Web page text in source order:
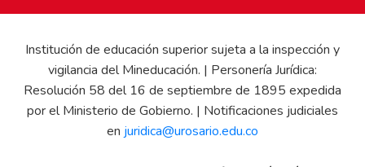
Institución de educación superior sujeta a la inspección y
vigilancia del Mineducación. | Personería Jurídica:
Resolución 58 del 16 de septiembre de 1895 expedida
por el Ministerio de Gobierno. | Notificaciones judiciales
en juridica@urosario.edu.co